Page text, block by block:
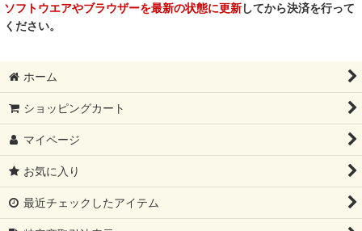
ソフトウエアやブラウザーを最新の状態に更新してから決済を行って
ください。
ホーム
ショッピングカート
マイページ
お気に入り
最近チェックしたアイテム